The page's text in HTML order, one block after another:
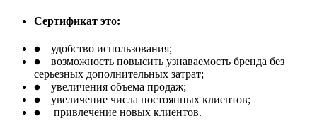
Сертификат это:
brightness_1 удобство использования;
brightness_1
возможность повысить узнаваемость бренда без
серьезных дополнительных затрат;
brightness_1 увеличения объема продаж;
brightness_1 увеличение числа постоянных клиентов;
brightness_1 привлечение новых клиентов.